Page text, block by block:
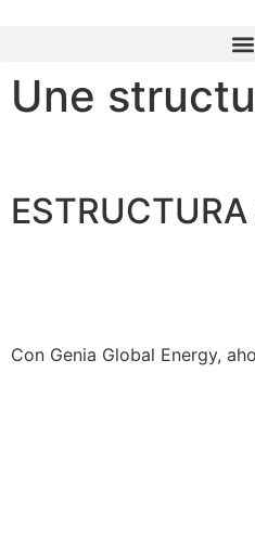
Une
Con Genia Global Energy,